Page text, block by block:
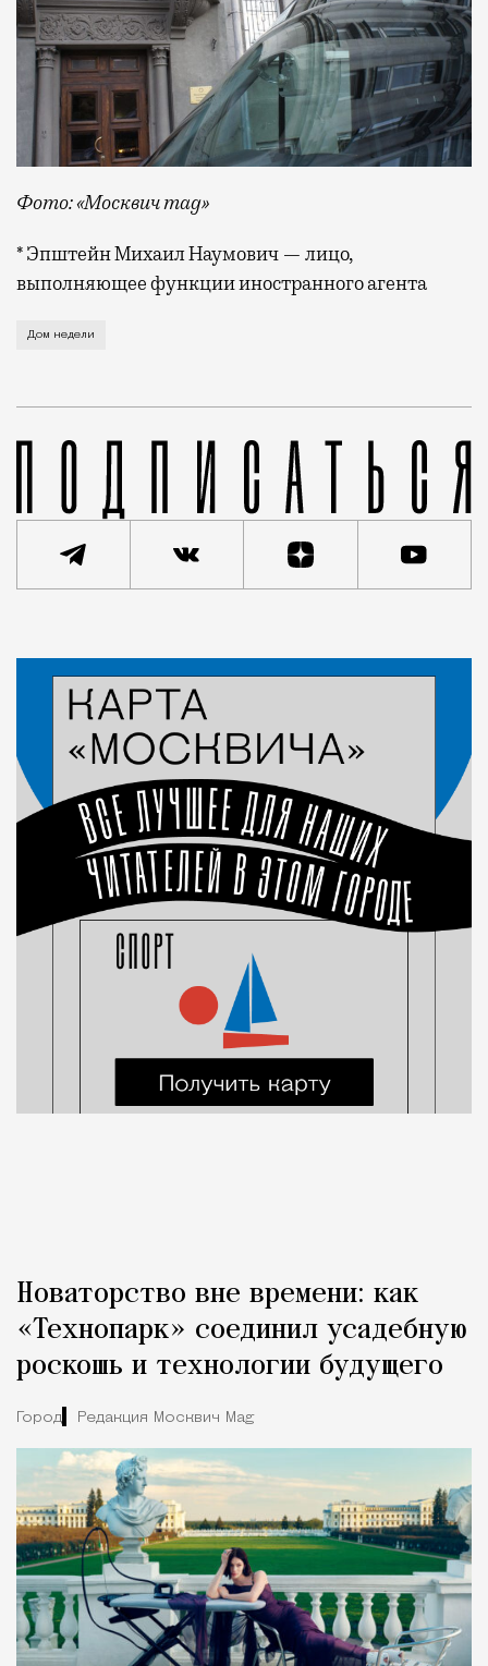
Фото: «Москвич mag»
* Эпштейн Михаил Наумович — лицо,
выполняющее функции иностранного агента
Дом недели
Статья
Город
Евгения Гершкович
Новаторство вне времени: как
«Технопарк» соединил усадебную
роскошь и технологии будущего
Город Редакция Москвич Mag